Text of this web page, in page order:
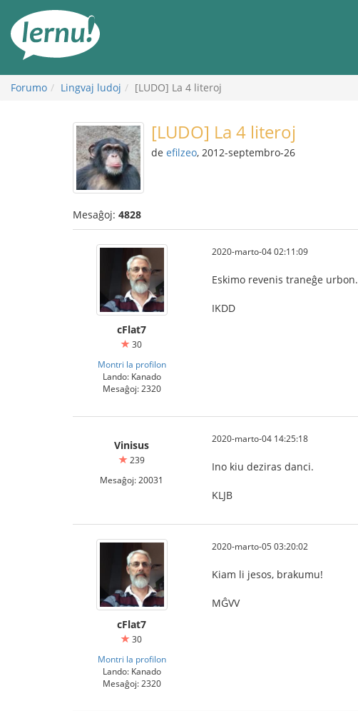
enhavo
Forumo Lingvaj ludoj [LUDO] La 4 literoj
[LUDO] La 4 literoj
de efilzeo, 2012-septembro-26
Mesaĝoj: 4828
cFlat7
30
Montri la profilon
Lando: Kanado
Mesaĝoj: 2320
2020-marto-04 02:11:09
Eskimo revenis traneĝe urbon.
IKDD
Vinisus
239
Mesaĝoj: 20031
2020-marto-04 14:25:18
Ino kiu deziras danci.
KLJB
cFlat7
30
Montri la profilon
Lando: Kanado
Mesaĝoj: 2320
2020-marto-05 03:20:02
Kiam li jesos, brakumu!
MĜVV